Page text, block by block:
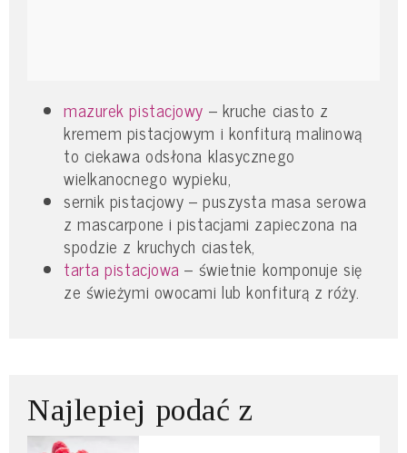
mazurek pistacjowy – kruche ciasto z
kremem pistacjowym i konfiturą malinową
to ciekawa odsłona klasycznego
wielkanocnego wypieku,
sernik pistacjowy – puszysta masa serowa
z mascarpone i pistacjami zapieczona na
spodzie z kruchych ciastek,
tarta pistacjowa – świetnie komponuje się
ze świeżymi owocami lub konfiturą z róży.
Najlepiej podać z